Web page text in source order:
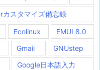
カスタマイズ備忘録
Ecolinux
EMUI 8.0
Gmail
GNUstep
Google日本語入力